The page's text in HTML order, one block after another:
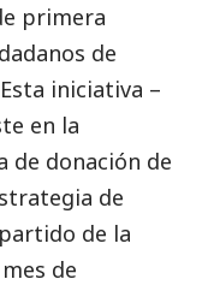
primera
de
iniciativa –
en la
de donación de
de
de la
de